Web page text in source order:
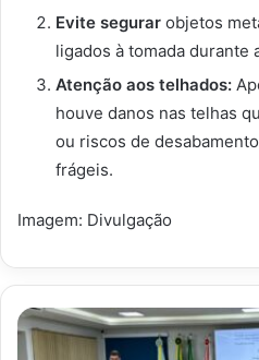
Evite segurar objetos
ligados à tomada durante
Atenção aos telhados:
houve danos nas telhas
ou riscos de
frágeis.
Imagem: Divulgação